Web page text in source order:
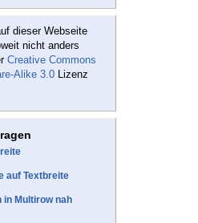
dieser Webseite
nicht anders
Creative Commons
Alike 3.0 Lizenz
auf Textbreite
in Multirow nah